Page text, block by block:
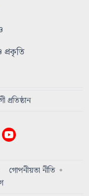
প্রতিষ্ঠান
গোপনীয়তা নীতি